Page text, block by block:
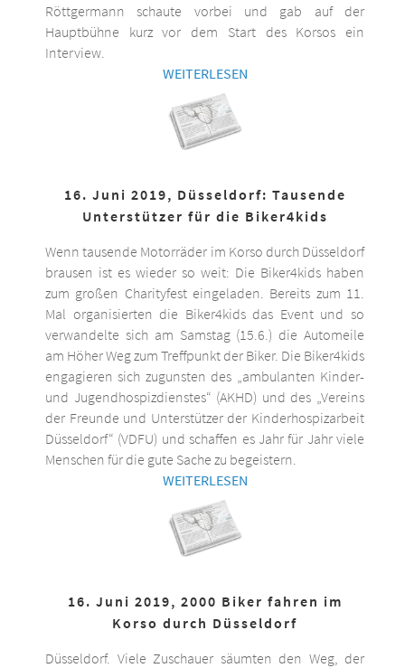
Röttgermann schaute vorbei und gab auf der
Hauptbühne kurz vor dem Start des Korsos ein
Interview.
WEITERLESEN
16. Juni 2019, Düsseldorf: Tausende
Unterstützer für die Biker4kids
Wenn tausende Motorräder im Korso durch Düsseldorf
brausen ist es wieder so weit: Die Biker4kids haben
zum großen Charityfest eingeladen. Bereits zum 11.
Mal organisierten die Biker4kids das Event und so
verwandelte sich am Samstag (15.6.) die Automeile
am Höher Weg zum Treffpunkt der Biker. Die Biker4kids
engagieren sich zugunsten des „ambulanten Kinder-
und Jugendhospizdienstes“ (AKHD) und des „Vereins
der Freunde und Unterstützer der Kinderhospizarbeit
Düsseldorf“ (VDFU) und schaffen es Jahr für Jahr viele
Menschen für die gute Sache zu begeistern.
WEITERLESEN
16. Juni 2019, 2000 Biker fahren im
Korso durch Düsseldorf
Düsseldorf. Viele Zuschauer säumten den Weg, der